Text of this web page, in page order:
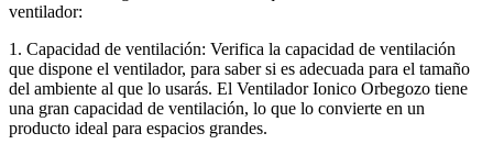
ventilador:
1. Capacidad de ventilación: Verifica la capacidad de ventilación
que dispone el ventilador, para saber si es adecuada para el tamaño
del ambiente al que lo usarás. El Ventilador Ionico Orbegozo tiene
una gran capacidad de ventilación, lo que lo convierte en un
producto ideal para espacios grandes.